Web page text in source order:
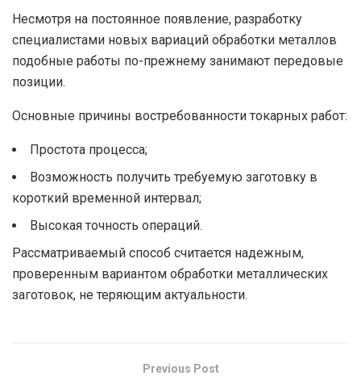
Несмотря на постоянное появление, разработку
специалистами новых вариаций обработки металлов
подобные работы по-прежнему занимают передовые
позиции.
Основные причины востребованности токарных работ:
Простота процесса;
Возможность получить требуемую заготовку в
короткий временной интервал;
Высокая точность операций.
Рассматриваемый способ считается надежным,
проверенным вариантом обработки металлических
заготовок, не теряющим актуальности.
Previous Post